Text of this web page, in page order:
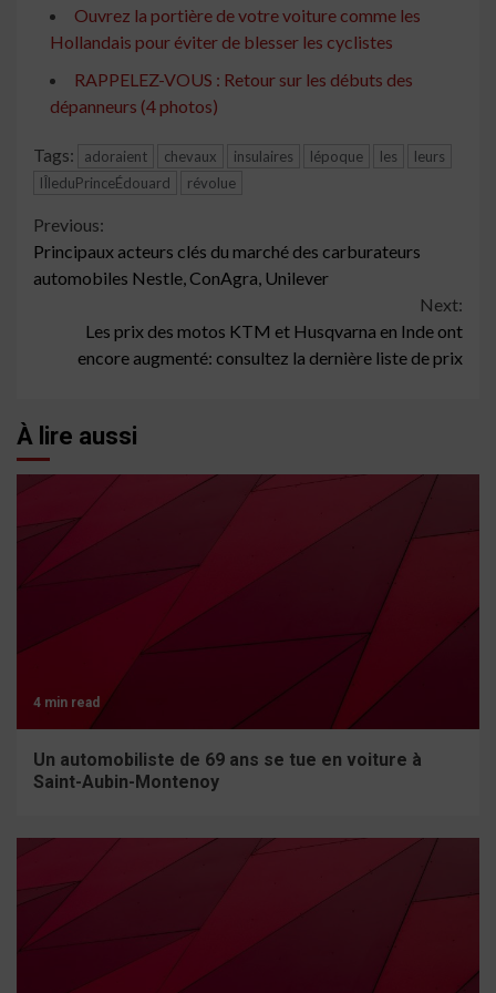
Ouvrez la portière de votre voiture comme les
Hollandais pour éviter de blesser les cyclistes
RAPPELEZ-VOUS : Retour sur les débuts des
dépanneurs (4 photos)
Tags: adoraient chevaux insulaires lépoque les
leurs
lÎleduPrinceÉdouard
révolue
Continue
Reading
Previous:
Principaux acteurs clés du marché des carburateurs
automobiles Nestle, ConAgra, Unilever
Next:
Les prix des motos KTM et Husqvarna en Inde ont
encore augmenté: consultez la dernière liste de prix
À lire aussi
4 min read
Un automobiliste de 69 ans se tue en voiture à
Saint-Aubin-Montenoy